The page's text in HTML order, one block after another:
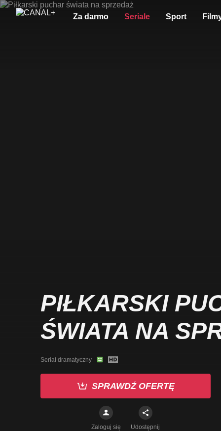
Za darmo Seriale Sport
PIŁKARSKI
ŚWIATA NA
Serial dramatyczny
SPRAWDŹ OFERTĘ
Zaloguj się Udostępnij